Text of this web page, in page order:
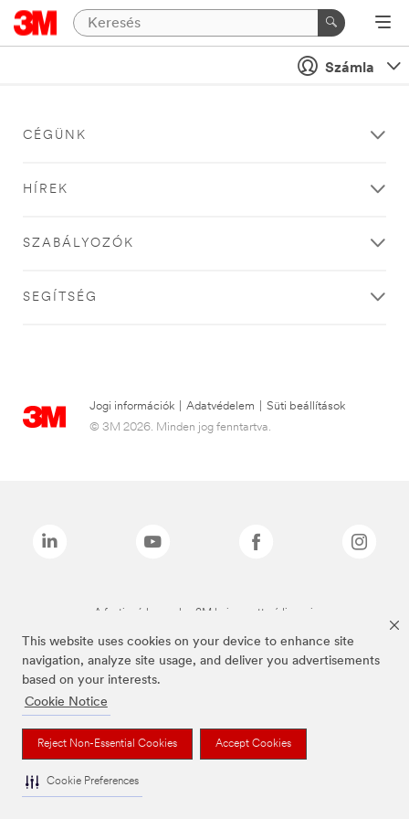
This website uses cookies on your device to enhance site
navigation, analyze site usage, and deliver you advertisements
based on your interests.
Cookie Notice
Reject Non-Essential Cookies Accept Cookies
Cookie Preferences
Számla
CÉGÜNK
HÍREK
SZABÁLYOZÓK
SEGÍTSÉG
Jogi információk Adatvédelem
Süti beállítások
© 3M 2026. Minden jog fenntartva.
A fenti márkanevek a 3M bejegyzett védjegyei.